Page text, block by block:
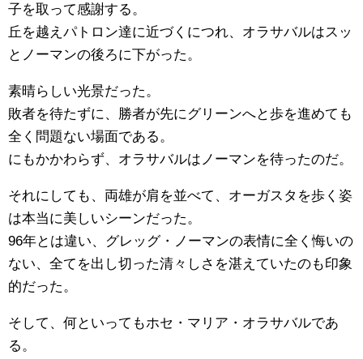
子を取って感謝する。
丘を越えパトロン達に近づくにつれ、オラサバルはスッ
とノーマンの後ろに下がった。
素晴らしい光景だった。
敗者を待たずに、勝者が先にグリーンへと歩を進めても
全く問題ない場面である。
にもかかわらず、オラサバルはノーマンを待ったのだ。
それにしても、両雄が肩を並べて、オーガスタを歩く姿
は本当に美しいシーンだった。
96年とは違い、グレッグ・ノーマンの表情に全く悔いの
ない、全てを出し切った清々しさを湛えていたのも印象
的だった。
そして、何といってもホセ・マリア・オラサバルであ
る。